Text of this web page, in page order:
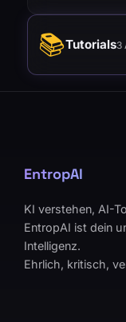
📚Tutorials3
EntropAI
KI verstehen, AI-
EntropAI ist dein
Intelligenz.
Ehrlich, kritisch,